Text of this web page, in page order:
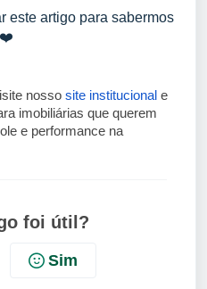
este artigo para sabermos
❤️
nosso site institucional e
imobiliárias que querem
e performance na
foi útil?
Sim